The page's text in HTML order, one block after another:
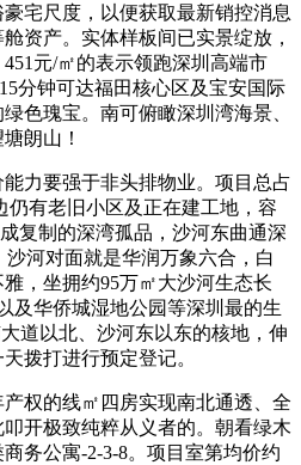
宅尺度，以便获取最新销控消息
资产。实体样板间已实景绽放，
元/㎡的表示领跑深圳高端市
分钟可达福田核心区及宝安国际
色瑰宝。南可俯瞰深圳湾海景、
朗山！
要强于非头排物业。项目总占
仍有老旧小区及正在建工地，容
复制的深湾孤品，沙河东曲通深
河对面就是华润万象六合，白
，坐拥约95万㎡大沙河生态长
及华侨城湿地公园等深圳最的生
道以北、沙河东以东的核地，伸
拨打进行预定登记。
权的线㎡四房实现南北通透、全
开极致纯粹从义者的。朝看绿木
务公寓-2-3-8。项目室第均价约